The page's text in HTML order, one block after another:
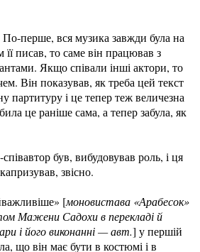
перше, вся музика завжди була на
писав, то саме він працював з
Якщо співали інші актори, то
Він показував, як треба цей текст
партитуру і це тепер теж величезна
це раніше сама, а тепер забула, як
був, вибудовував роль, і ця
звісно.
[моновистава «Арабесок»
Мажени Садохи в перекладі й
і його виконанні — авт.] у першій
що він має бути в костюмі і в